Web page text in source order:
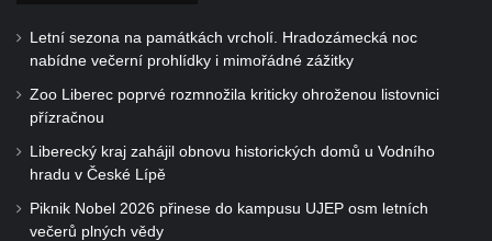
Letní sezona na památkách vrcholí. Hradozámecká noc
nabídne večerní prohlídky i mimořádné zážitky
Zoo Liberec poprvé rozmnožila kriticky ohroženou listovnici
přízračnou
Liberecký kraj zahájil obnovu historických domů u Vodního
hradu v České Lípě
Piknik Nobel 2026 přinese do kampusu UJEP osm letních
večerů plných vědy